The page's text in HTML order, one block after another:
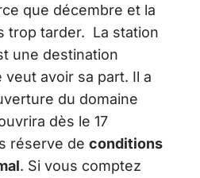
que décembre et la
trop tarder. La station
une destination
avoir sa part. Il a
du domaine
dès le 17
réserve de conditions
. Si vous comptez